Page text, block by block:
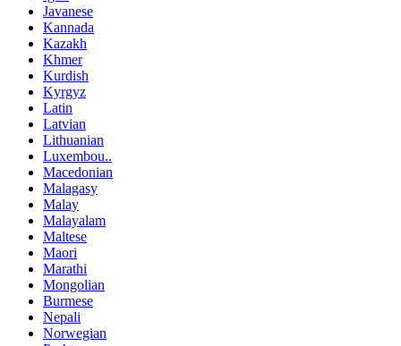
Javanese
Kannada
Kazakh
Khmer
Kurdish
Kyrgyz
Latin
Latvian
Lithuanian
Luxembou..
Macedonian
Malagasy
Malay
Malayalam
Maltese
Maori
Marathi
Mongolian
Burmese
Nepali
Norwegian